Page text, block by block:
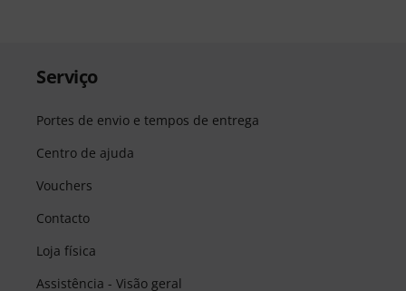
Serviço
Portes de envio e tempos de entrega
Centro de ajuda
Vouchers
Contacto
Loja física
Assistência - Visão geral